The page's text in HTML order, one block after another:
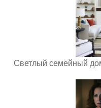
Светлый семейный